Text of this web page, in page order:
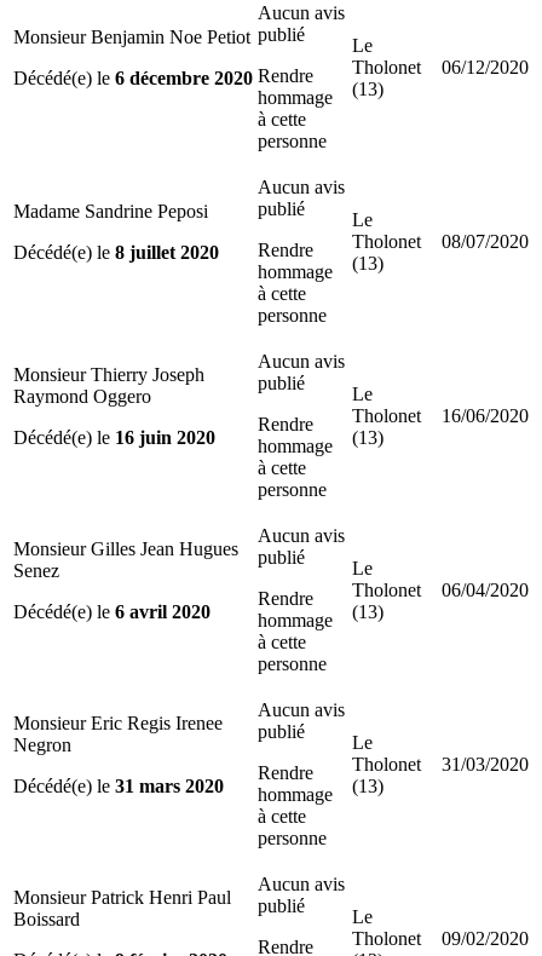
Monsieur Benjamin Noe Petiot
Décédé(e) le 6 décembre 2020
Aucun avis
publié
Rendre
hommage
à cette
personne
Le
Tholonet
(13)
06/12/2020
Madame Sandrine Peposi
Décédé(e) le 8 juillet 2020
Aucun avis
publié
Rendre
hommage
à cette
personne
Le
Tholonet
(13)
08/07/2020
Monsieur Thierry Joseph
Raymond Oggero
Décédé(e) le 16 juin 2020
Aucun avis
publié
Rendre
hommage
à cette
personne
Le
Tholonet
(13)
16/06/2020
Monsieur Gilles Jean Hugues
Senez
Décédé(e) le 6 avril 2020
Aucun avis
publié
Rendre
hommage
à cette
personne
Le
Tholonet
(13)
06/04/2020
Monsieur Eric Regis Irenee
Negron
Décédé(e) le 31 mars 2020
Aucun avis
publié
Rendre
hommage
à cette
personne
Le
Tholonet
(13)
31/03/2020
Monsieur Patrick Henri Paul
Boissard
Aucun avis
publié
Rendre
Le
Tholonet
09/02/2020